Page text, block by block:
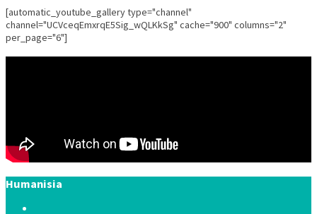
[automatic_youtube_gallery type="channel"
channel="UCVceqEmxrqE5Sig_wQLKkSg" cache="900" columns="2"
per_page="6"]
Humanisia